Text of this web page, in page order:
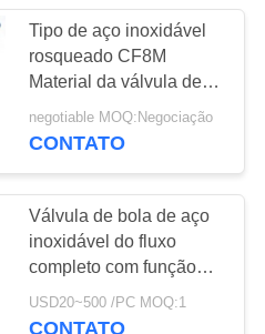
de vapor
15
Tipo de aço inoxidável
rosqueado CF8M
Material da válvula de
bola 1000WOG 2057N
negotiable MOQ:Negociação
CONTATO
Válvula de bola de aço
inoxidável do fluxo
completo com função
cortada bidirecional
avaliado completa
USD20~500 /PC MOQ:1
CONTATO